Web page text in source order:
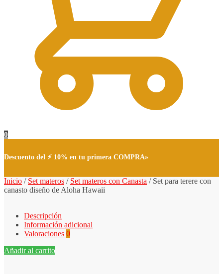
0
Descuento del ⚡ 10% en tu primera COMPRA»
Inicio / Set materos / Set materos con Canasta / Set para terere con
canasto diseño de Aloha Hawaii
Descripción
Información adicional
Valoraciones 0
Añadir al carrito